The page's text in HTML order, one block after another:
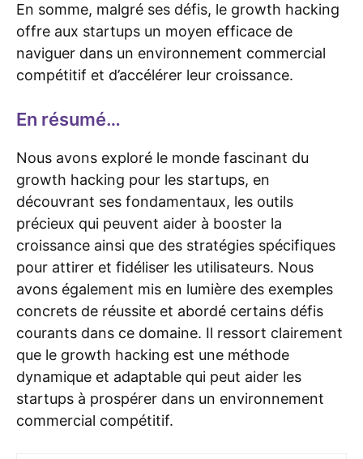
En somme, malgré ses défis, le growth hacking
offre aux startups un moyen efficace de
naviguer dans un environnement commercial
compétitif et d’accélérer leur croissance.
En résumé…
Nous avons exploré le monde fascinant du
growth hacking pour les startups, en
découvrant ses fondamentaux, les outils
précieux qui peuvent aider à booster la
croissance ainsi que des stratégies spécifiques
pour attirer et fidéliser les utilisateurs. Nous
avons également mis en lumière des exemples
concrets de réussite et abordé certains défis
courants dans ce domaine. Il ressort clairement
que le growth hacking est une méthode
dynamique et adaptable qui peut aider les
startups à prospérer dans un environnement
commercial compétitif.